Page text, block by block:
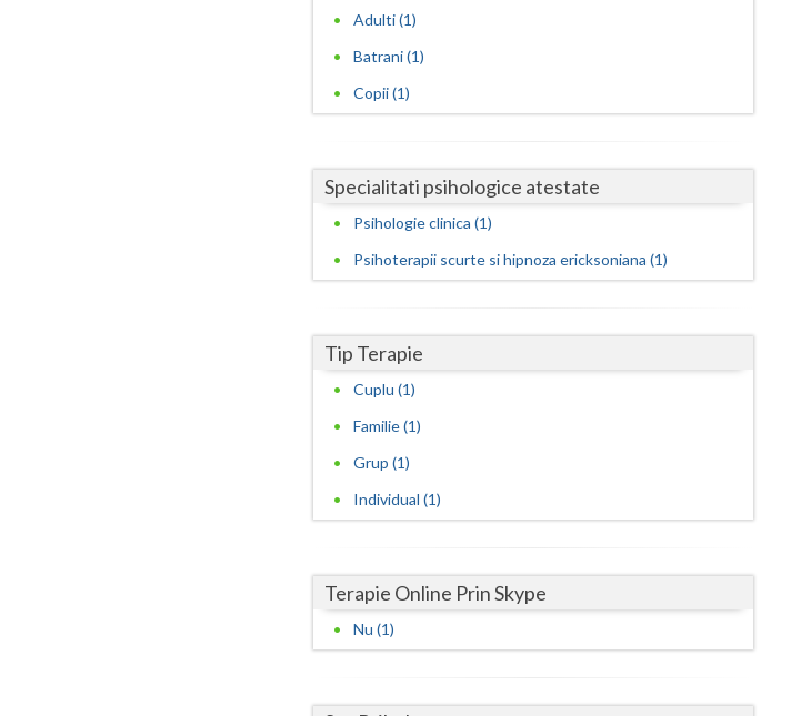
Mures
Neamt
Timis
Adulti (1)
Batrani (1)
Copii (1)
Specialitati psihologice atestate
Psihologie clinica (1)
Psihoterapii scurte si hipnoza ericksoniana (1)
Tip Terapie
Cuplu (1)
Familie (1)
Grup (1)
Individual (1)
Terapie Online Prin Skype
Nu (1)